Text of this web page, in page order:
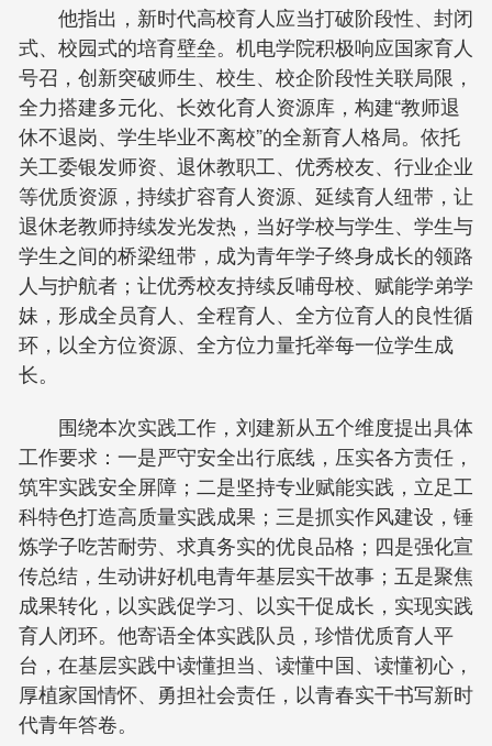
他指出，新时代高校育人应当打破阶段性、封闭
式、校园式的培育壁垒。机电学院积极响应国家育人
号召，创新突破师生、校生、校企阶段性关联局限，
全力搭建多元化、长效化育人资源库，构建“教师退
休不退岗、学生毕业不离校”的全新育人格局。依托
关工委银发师资、退休教职工、优秀校友、行业企业
等优质资源，持续扩容育人资源、延续育人纽带，让
退休老教师持续发光发热，当好学校与学生、学生与
学生之间的桥梁纽带，成为青年学子终身成长的领路
人与护航者；让优秀校友持续反哺母校、赋能学弟学
妹，形成全员育人、全程育人、全方位育人的良性循
环，以全方位资源、全方位力量托举每一位学生成
长。
围绕本次实践工作，刘建新从五个维度提出具体
工作要求：一是严守安全出行底线，压实各方责任，
筑牢实践安全屏障；二是坚持专业赋能实践，立足工
科特色打造高质量实践成果；三是抓实作风建设，锤
炼学子吃苦耐劳、求真务实的优良品格；四是强化宣
传总结，生动讲好机电青年基层实干故事；五是聚焦
成果转化，以实践促学习、以实干促成长，实现实践
育人闭环。他寄语全体实践队员，珍惜优质育人平
台，在基层实践中读懂担当、读懂中国、读懂初心，
厚植家国情怀、勇担社会责任，以青春实干书写新时
代青年答卷。